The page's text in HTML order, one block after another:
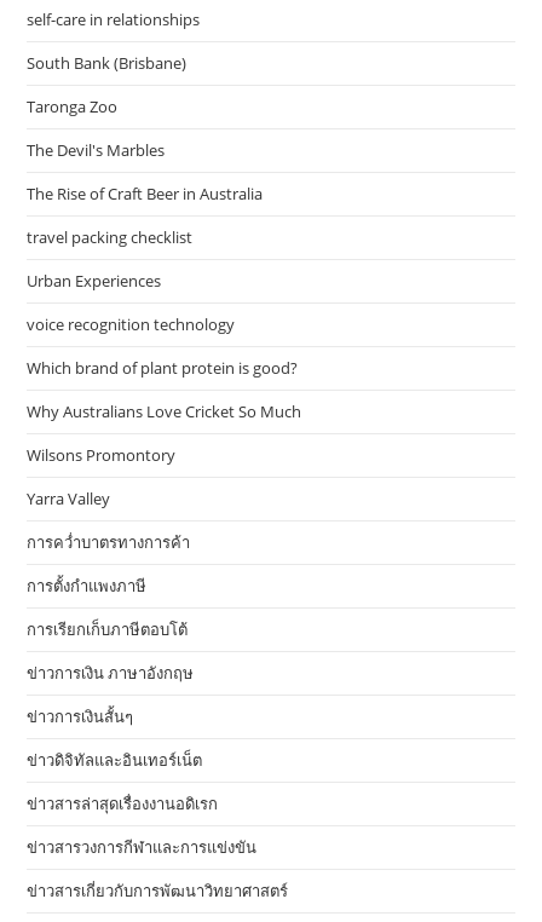
self-care in relationships
South Bank (Brisbane)
Taronga Zoo
The Devil's Marbles
The Rise of Craft Beer in Australia
travel packing checklist
Urban Experiences
voice recognition technology
Which brand of plant protein is good?
Why Australians Love Cricket So Much
Wilsons Promontory
Yarra Valley
การคว่ำบาตรทางการค้า
การตั้งกำแพงภาษี
การเรียกเก็บภาษีตอบโต้
ข่าวการเงิน ภาษาอังกฤษ
ข่าวการเงินสั้นๆ
ข่าวดิจิทัลและอินเทอร์เน็ต
ข่าวสารล่าสุดเรื่องงานอดิเรก
ข่าวสารวงการกีฬาและการแข่งขัน
ข่าวสารเกี่ยวกับการพัฒนาวิทยาศาสตร์